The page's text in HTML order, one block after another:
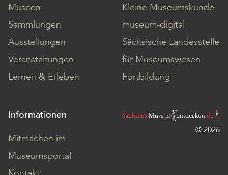
Museen
Sammlungen
Ausstellungen
Veranstaltungen
Lernen & Erleben
Kleine Museumskunde
museum-digital
Sächsische Landesstelle
für Museumswesen
Fortbildung
Informationen
Mitmachen im
Museumsportal
Kontakt
© 2026